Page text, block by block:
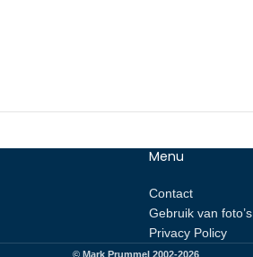
Menu
Contact
Gebruik van foto’s
Privacy Policy
© Mark Prummel 2002-2026